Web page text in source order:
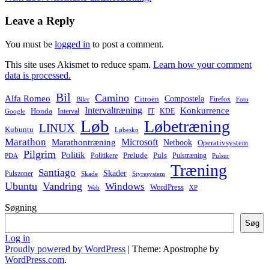
Leave a Reply
You must be logged in to post a comment.
This site uses Akismet to reduce spam. Learn how your comment
data is processed.
Alfa Romeo Bil Biler Camino Citroën Compostela Firefox
Foto
Google
Honda Interval Intervaltræning IT KDE Konkurrence
Kubuntu LINUX Løb Løbesko Løbetræning
Marathon Marathontræning Microsoft Netbook Operativsystem
PDA Pilgrim Politik Politikere Prelude Puls Pulstræning Pulsur
Pulszoner Santiago Skade Skader Styresystem Træning
Ubuntu Vandring Web Windows WordPress XP
Søgning
Søg
Log in
Proudly powered by WordPress | Theme: Apostrophe by
WordPress.com.